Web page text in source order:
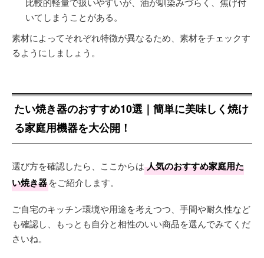
いてしまうことがある。
素材によってそれぞれ特徴が異なるため、素材をチェックす
るようにしましょう。
たい焼き器のおすすめ10選｜簡単に美味しく焼け
る家庭用機器を大公開！
選び方を確認したら、ここからは 人気のおすすめ家庭用た
い焼き器をご紹介します。
ご自宅のキッチン環境や用途を考えつつ、手間や耐久性など
も確認し、もっとも自分と相性のいい商品を選んでみてくだ
さいね。